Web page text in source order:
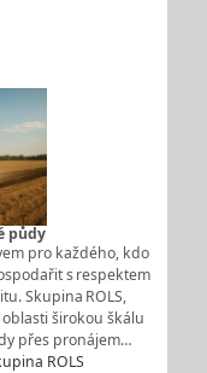
půdy
pro každého, kdo
s respektem
Skupina ROLS,
oblasti širokou škálu
přes pronájem…
ROLS